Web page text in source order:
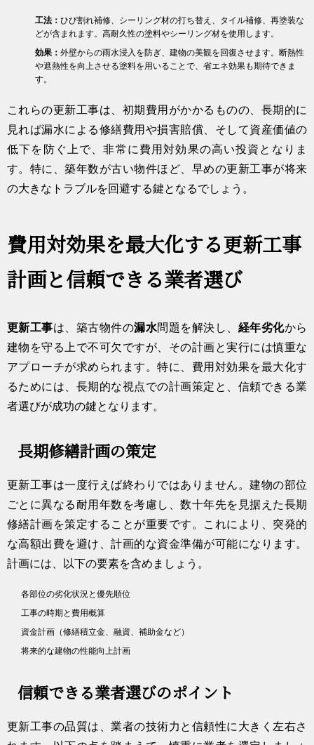
工法： ひび割れ補修、シーリング材の打ち替え、タイル補修、再塗装な
どが含まれます。高耐久性の塗料やシーリング材を使用します。
効果： 外壁からの雨水浸入を防ぎ、建物の美観を回復させます。断熱性
や遮熱性を向上させる塗料を用いることで、省エネ効果も期待できま
す。
これらの更新工事は、初期費用がかかるものの、長期的に
見れば漏水による修繕費用や損害賠償、そして資産価値の
低下を防ぐ上で、非常に費用対効果の高い投資となりま
す。特に、築年数が古い物件ほど、早めの更新工事が将来
の大きなトラブルを回避する鍵となるでしょう。
費用対効果を最大化する更新工事
計画と信頼できる業者選び
更新工事は、築古物件の漏水問題を解決し、 経年劣化から
建物を守る上で不可欠ですが、その計画と実行には慎重な
アプローチが求められます。特に、費用対効果を最大化す
るためには、長期的な視点での計画策定と、信頼できる業
者選びが成功の鍵となります。
長期修繕計画の策定
更新工事は一度行えば終わりではありません。建物の部位
ごとに異なる耐用年数を考慮し、数十年先を見据えた長期
修繕計画を策定することが重要です。これにより、突発的
な高額出費を避け、計画的な資金準備が可能になります。
計画には、以下の要素を含めましょう。
各部位の劣化状況と優先順位
工事の時期と費用概算
資金計画（修繕積立金、融資、補助金など）
将来的な建物の性能向上計画
信頼できる業者選びのポイント
更新工事の品質は、業者の技術力と信頼性に大きく左右さ